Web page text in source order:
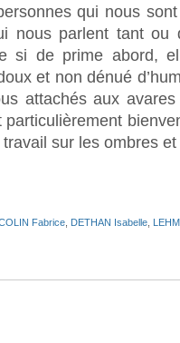
qui nous
nous parlent tant ou
si de prime abord,
et non dénué
attachés aux
particulièrement
sur les ombres
Fabrice DETHAN Isabelle